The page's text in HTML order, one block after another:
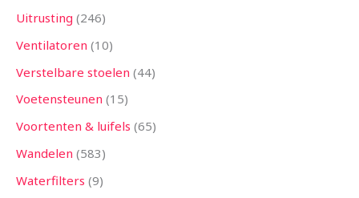
Uitrusting 246
Ventilatoren 10
Verstelbare stoelen 44
Voetensteunen 15
Voortenten & luifels 65
Wandelen 583
Waterfilters 9